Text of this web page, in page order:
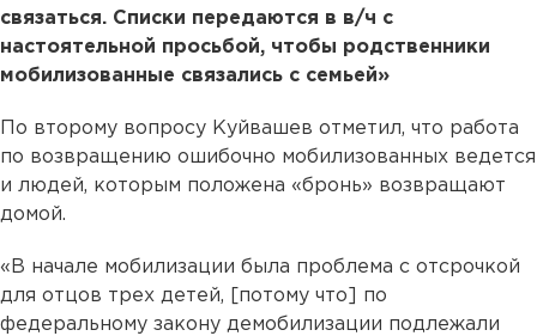
связаться. Списки передаются в в/ч с
настоятельной просьбой, чтобы родственники
мобилизованные связались с семьей»
По второму вопросу Куйвашев отметил, что работа
по возвращению ошибочно мобилизованных ведется
и людей, которым положена «бронь» возвращают
домой.
«В начале мобилизации была проблема с отсрочкой
для отцов трех детей, [потому что] по
федеральному закону демобилизации подлежали